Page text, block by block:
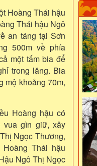
Hoàng Thái hậu
Thái hậu Ngô
an táng tại Sơn
500m về phía
một tấm bia để
trong lăng. Bia
mộ khoảng 70m,
Hoàng hậu có
vua gìn giữ, xây
Ngọc Thương,
Thái hậu
Ngô Thị Ngọc